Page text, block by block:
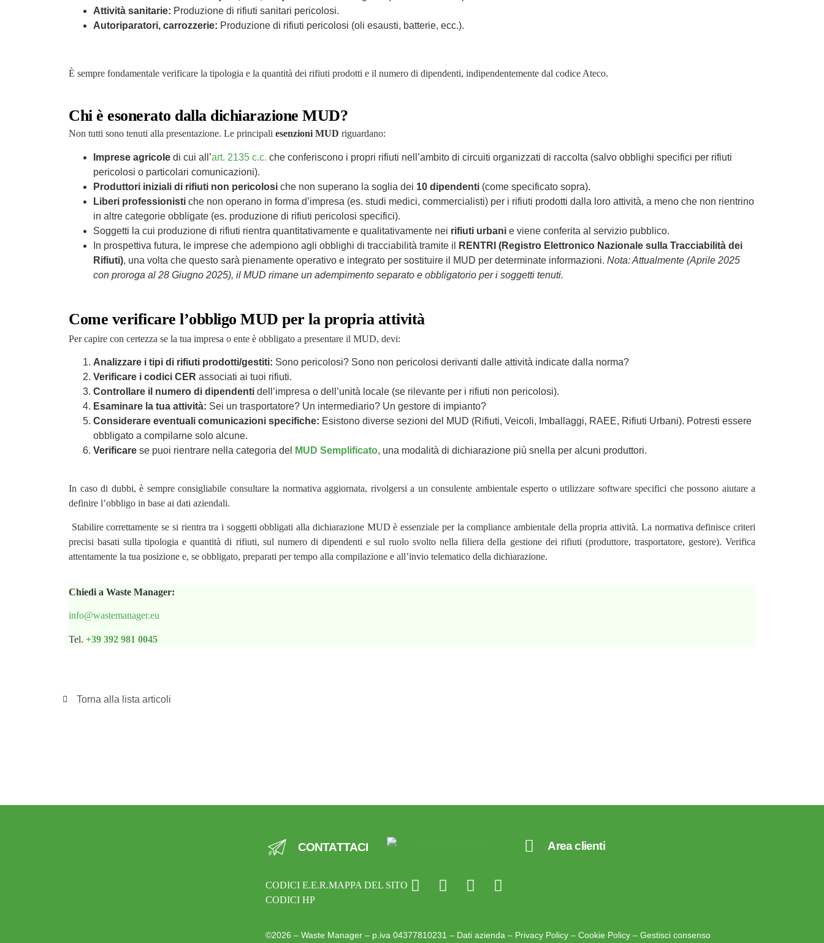
Attività sanitarie: Produzione di rifiuti sanitari pericolosi.
Autoriparatori, carrozzerie: Produzione di rifiuti pericolosi (oli esausti, batterie, ecc.).
È sempre fondamentale verificare la tipologia e la quantità dei rifiuti prodotti e il numero di dipendenti, indipendentemente dal codice Ateco.
Chi è esonerato dalla dichiarazione MUD?
Non tutti sono tenuti alla presentazione. Le principali esenzioni MUD riguardano:
Imprese agricole di cui all’art. 2135 c.c. che conferiscono i propri rifiuti nell’ambito di circuiti organizzati di raccolta (salvo obblighi specifici per rifiuti
pericolosi o particolari comunicazioni).
Produttori iniziali di rifiuti non pericolosi che non superano la soglia dei 10 dipendenti (come specificato sopra).
Liberi professionisti che non operano in forma d’impresa (es. studi medici, commercialisti) per i rifiuti prodotti dalla loro attività, a meno che non rientrino
in altre categorie obbligate (es. produzione di rifiuti pericolosi specifici).
Soggetti la cui produzione di rifiuti rientra quantitativamente e qualitativamente nei rifiuti urbani e viene conferita al servizio pubblico.
In prospettiva futura, le imprese che adempiono agli obblighi di tracciabilità tramite il
RENTRI (Registro Elettronico Nazionale sulla Tracciabilità dei
Rifiuti), una volta che questo sarà pienamente operativo e integrato per sostituire il MUD per determinate informazioni. Nota: Attualmente (Aprile 2025
con proroga al 28 Giugno 2025), il MUD rimane un adempimento separato e obbligatorio per i soggetti tenuti.
Come verificare l’obbligo MUD per la propria attività
Per capire con certezza se la tua impresa o ente è obbligato a presentare il MUD, devi:
Analizzare i tipi di rifiuti prodotti/gestiti: Sono pericolosi? Sono non pericolosi derivanti dalle attività indicate dalla norma?
Verificare i codici CER associati ai tuoi rifiuti.
Controllare il numero di dipendenti dell’impresa o dell’unità locale (se rilevante per i rifiuti non pericolosi).
Esaminare la tua attività: Sei un trasportatore? Un intermediario? Un gestore di impianto?
Considerare eventuali comunicazioni specifiche: Esistono diverse sezioni del MUD (Rifiuti, Veicoli, Imballaggi, RAEE, Rifiuti Urbani). Potresti essere
obbligato a compilarne solo alcune.
Verificare se puoi rientrare nella categoria del MUD Semplificato, una modalità di dichiarazione più snella per alcuni produttori.
In caso di dubbi, è sempre consigliabile consultare la normativa aggiornata, rivolgersi a un consulente ambientale esperto o utilizzare software specifici che possono aiutare a
definire l’obbligo in base ai dati aziendali.
Stabilire correttamente se si rientra tra i soggetti obbligati alla dichiarazione MUD è essenziale per la compliance ambientale della propria attività. La normativa definisce criteri
precisi basati sulla tipologia e quantità di rifiuti, sul numero di dipendenti e sul ruolo svolto nella filiera della gestione dei rifiuti (produttore, trasportatore, gestore). Verifica
attentamente la tua posizione e, se obbligato, preparati per tempo alla compilazione e all’invio telematico della dichiarazione.
Chiedi a Waste Manager:
info@wastemanager.eu
Tel. +39 392 981 0045
Torna alla lista articoli
CONTATTACI Area clienti
CODICI E.E.R.
CODICI HP
MAPPA DEL SITO
©2026 – Waste Manager – p.iva 04377810231 – Dati azienda – Privacy Policy –Cookie Policy –Gestisci consenso